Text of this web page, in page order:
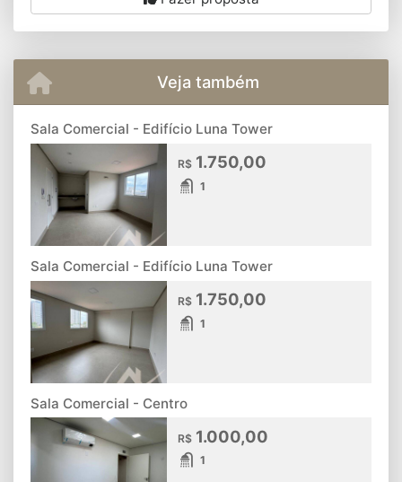
Veja também
Sala Comercial - Edifício Luna Tower
R$ 1.750,00
1
Sala Comercial - Edifício Luna Tower
R$ 1.750,00
1
Sala Comercial - Centro
R$ 1.000,00
1